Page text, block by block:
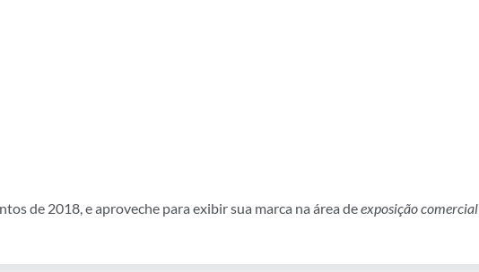
de 2018, e aproveche para exibir sua marca na área deexposição comercial